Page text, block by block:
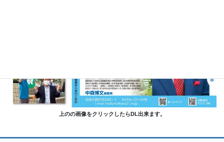
上のの画像をクリックしたらDL出来ます。